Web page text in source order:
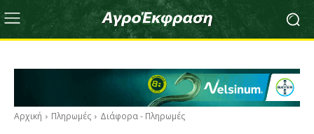
Αρχική Πληρωμές Διάφορα - Πληρωμές